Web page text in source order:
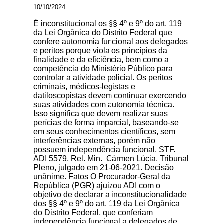
10/10/2024
É inconstitucional os §§ 4º e 9º do art. 119
da Lei Orgânica do Distrito Federal que
confere autonomia funcional aos delegados
e peritos porque viola os princípios da
finalidade e da eficiência, bem como a
competência do Ministério Público para
controlar a atividade policial. Os peritos
criminais, médicos-legistas e
datiloscopistas devem continuar exercendo
suas atividades com autonomia técnica.
Isso significa que devem realizar suas
perícias de forma imparcial, baseando-se
em seus conhecimentos científicos, sem
interferências externas, porém não
possuem independência funcional. STF.
ADI 5579, Rel. Min. Cármen Lúcia, Tribunal
Pleno, julgado em 21-06-2021. Decisão
unânime. Fatos O Procurador-Geral da
República (PGR) ajuizou ADI com o
objetivo de declarar a inconstitucionalidade
dos §§ 4º e 9º do art. 119 da Lei Orgânica
do Distrito Federal, que conferiam
independência funcional a delegados de